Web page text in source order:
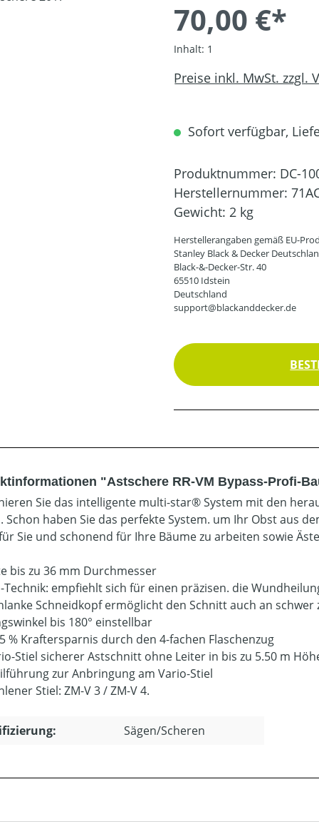
70,00 €*
Inhalt: 1
Preise inkl. MwSt. zzgl.
Sofort verfügbar,
Produktnummer: DC-
Herstellernummer:
Gewicht: 2 kg
Herstellerangaben gemäß EU-
Stanley Black & Decker
Black-&-Decker-Str. 40
65510 Idstein
Deutschland
support@blackanddecker.de
"Astschere RR-VM Bypass-Profi-
Sie das intelligente multi-star® System mit den
Schon haben Sie das perfekte System. um Ihr Obst aus
Sie und schonend für Ihre Bäume zu arbeiten sowie
bis zu 36 mm Durchmesser
Technik: empfiehlt sich für einen präzisen. die
Schneidkopf ermöglicht den Schnitt auch an schwer
bis 180° einstellbar
% Kraftersparnis durch den 4-fachen Flaschenzug
Stiel sicherer Astschnitt ohne Leiter in bis zu 5.50 m
zur Anbringung am Vario-Stiel
Stiel: ZM-V 3 / ZM-V 4.
Sägen/Scheren